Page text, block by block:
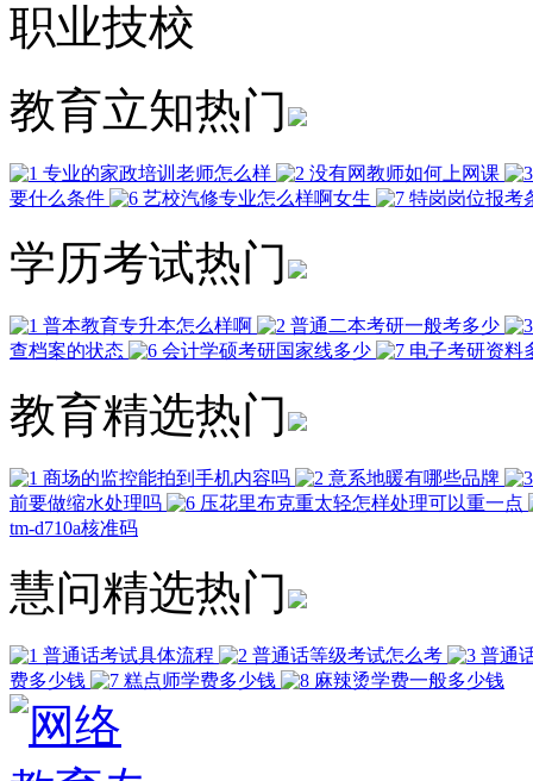
职业技校
教育立知热门
专业的家政培训老师怎么样
没有网教师如何上网课
要什么条件
艺校汽修专业怎么样啊女生 特岗岗位报考
学历考试热门
普本教育专升本怎么样啊
普通二本考研一般考多少
查档案的状态
会计学硕考研国家线多少 电子考研资料
教育精选热门
商场的监控能拍到手机内容吗
意系地暖有哪些品牌
前要做缩水处理吗
压花里布克重太轻怎样处理可以重一点
tm-d710a核准码
慧问精选热门
普通话考试具体流程 普通话等级考试怎么考
普通
费多少钱
糕点师学费多少钱 麻辣烫学费一般多少钱